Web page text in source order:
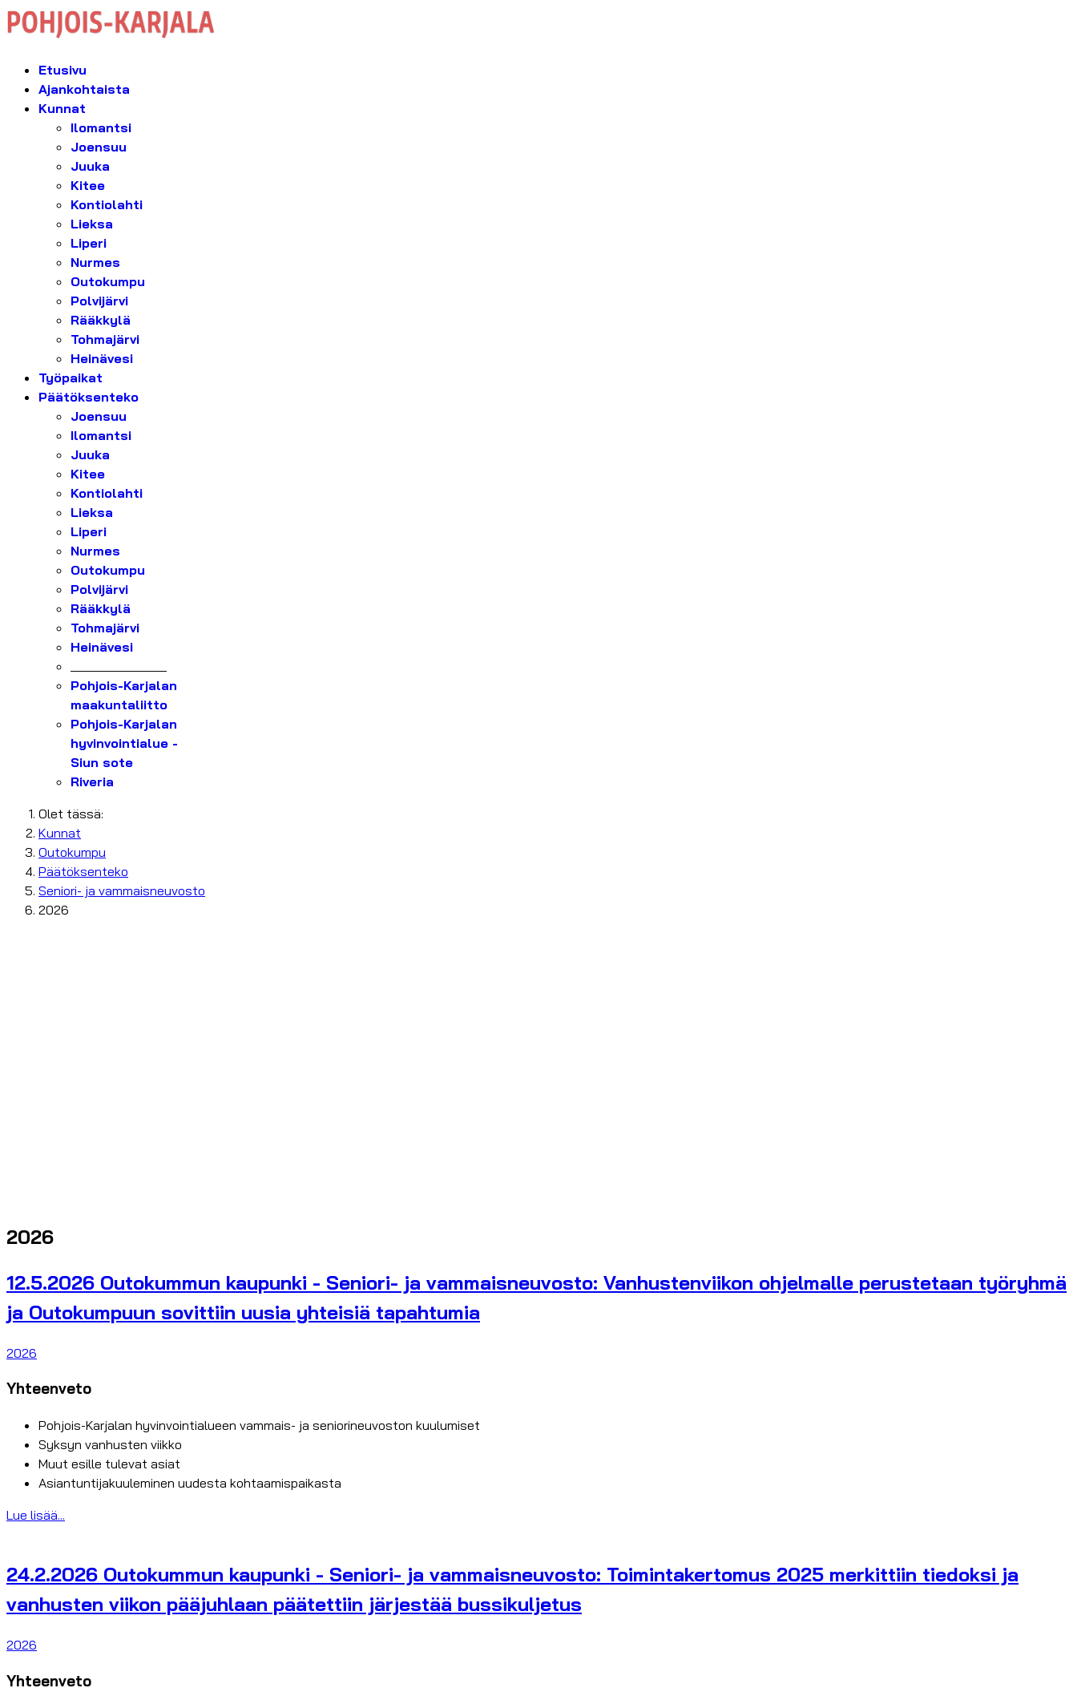
Etusivu
Ajankohtaista
Kunnat
Ilomantsi
Joensuu
Juuka
Kitee
Kontiolahti
Lieksa
Liperi
Nurmes
Outokumpu
Polvijärvi
Rääkkylä
Tohmajärvi
Heinävesi
Työpaikat
Päätöksenteko
Joensuu
Ilomantsi
Juuka
Kitee
Kontiolahti
Lieksa
Liperi
Nurmes
Outokumpu
Polvijärvi
Rääkkylä
Tohmajärvi
Heinävesi
Pohjois-Karjalan
maakuntaliitto
Pohjois-Karjalan
hyvinvointialue -
Siun sote
Riveria
Olet tässä:
Kunnat
Outokumpu
Päätöksenteko
Seniori- ja vammaisneuvosto
2026
2026
12.5.2026 Outokummun kaupunki - Seniori- ja vammaisneuvosto: Vanhustenviikon ohjelmalle perustetaan työryhmä
ja Outokumpuun sovittiin uusia yhteisiä tapahtumia
2026
Yhteenveto
Pohjois-Karjalan hyvinvointialueen vammais- ja seniorineuvoston kuulumiset
Syksyn vanhusten viikko
Muut esille tulevat asiat
Asiantuntijakuuleminen uudesta kohtaamispaikasta
Lue lisää...
24.2.2026 Outokummun kaupunki - Seniori- ja vammaisneuvosto: Toimintakertomus 2025 merkittiin tiedoksi ja
vanhusten viikon pääjuhlaan päätettiin järjestää bussikuljetus
2026
Yhteenveto